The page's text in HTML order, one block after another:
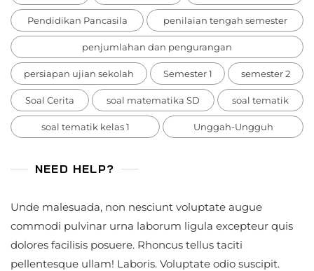
Pendidikan Pancasila penilaian tengah semester
penjumlahan dan pengurangan
persiapan ujian sekolah Semester 1 semester 2
Soal Cerita soal matematika SD soal tematik
soal tematik kelas 1 Unggah-Ungguh
NEED HELP?
Unde malesuada, non nesciunt voluptate augue
commodi pulvinar urna laborum ligula excepteur quis
dolores facilisis posuere. Rhoncus tellus taciti
pellentesque ullam! Laboris. Voluptate odio suscipit.